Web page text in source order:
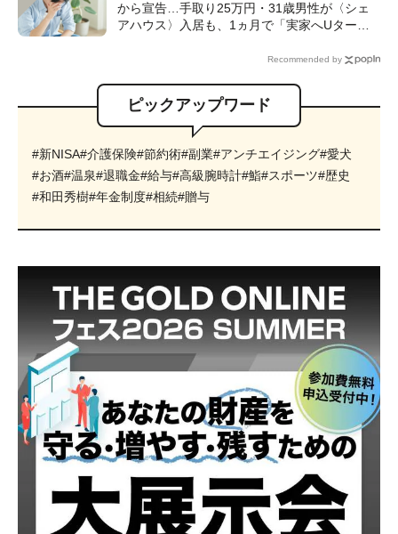
から宣告…手取り25万円・31歳男性が〈シェ
アハウス〉入居も、1ヵ月で「実家へUター
Recommended by
ピックアップワード
#新NISA#介護保険#節約術#副業#アンチエイジング#愛犬
#お酒#温泉#退職金#給与#高級腕時計#鮨#スポーツ#歴史
#和田秀樹#年金制度#相続#贈与